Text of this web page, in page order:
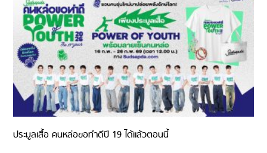
ประมูลเสื้อ คนหล่อขอทำดีปี 19 ได้แล้วตอนนี้